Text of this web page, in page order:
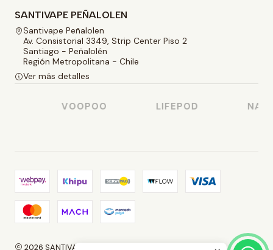
SANTIVAPE PEÑALOLEN
Santivape Peñalolen
Av. Consistorial 3349, Strip Center Piso 2
Santiago - Peñalolén
Región Metropolitana - Chile
Ver más detalles
VOOPOO LIFEPOD
2026 SANTIVAPE.